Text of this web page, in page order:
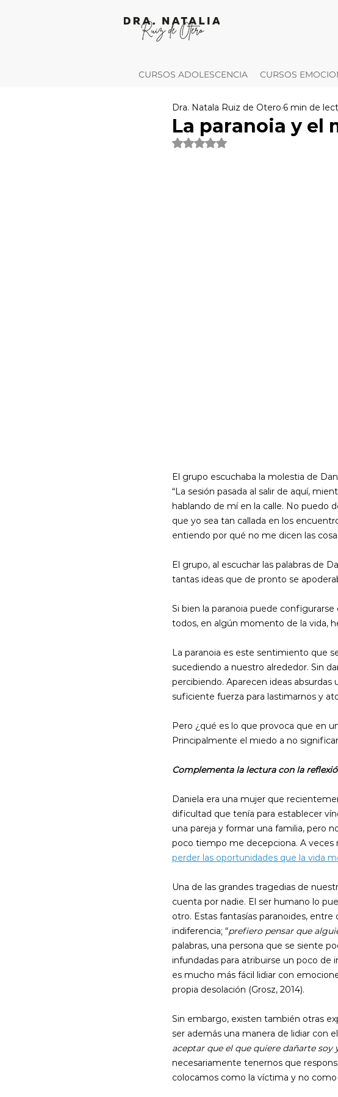
CURSOS ADOLESCENCIA CURSOS
La paranoia y el
Dra. Natala Ruiz de Otero 6 min de
Obtuvo NaN de 5 estrellas.
El grupo escuchaba la molestia de
“La sesión pasada al salir de aquí,
hablando de mí en la calle. No puedo
que yo sea tan callada en los
entiendo por qué no me dicen las
El grupo, al escuchar las palabras de
tantas ideas que de pronto se
Si bien la paranoia puede
todos, en algún momento de la vida,
La paranoia es este sentimiento que
sucediendo a nuestro alrededor. Sin
percibiendo. Aparecen ideas
suficiente fuerza para lastimarnos y
Pero ¿qué es lo que provoca que en
Principalmente el miedo a no
Complementa la lectura con la
Daniela era una mujer que
dificultad que tenía para establecer
una pareja y formar una familia, pero
poco tiempo me decepciona. A
perder las oportunidades que la vida
Una de las grandes tragedias de
cuenta por nadie. El ser humano lo
otro. Estas fantasías paranoides,
indiferencia; “prefiero pensar que
palabras, una persona que se siente
infundadas para atribuirse un poco de
es mucho más fácil lidiar con
propia desolación (Grosz, 2014).
Sin embargo, existen también otras
ser además una manera de lidiar con el
aceptar que el que quiere dañarte soy
necesariamente tenernos que
colocamos como la víctima y no